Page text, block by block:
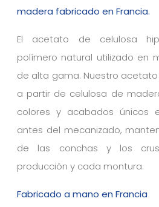
madera fabricado en Francia.
El acetato de celulosa
polímero natural utilizado en
de alta gama. Nuestro
a partir de celulosa de
colores y acabados únicos
antes del mecanizado,
de las conchas y los
producción y cada montura.
Fabricado a mano en Francia